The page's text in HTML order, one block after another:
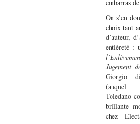
embarras
On s’en
choix tant
d’auteur,
entièreté :
Jugement
Giorgio
Toledano
brillante
chez